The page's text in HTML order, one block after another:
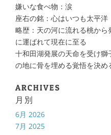
嫌いな食べ物：涙
座右の銘：心はいつも太平洋
略歴：天の河に流れる桃か
に運ばれて現在に至る
十和田湖発展の天命を受け獅
の地に骨を埋める覚悟を決め
ARCHIVES
月別
6月 2026
7月 2025